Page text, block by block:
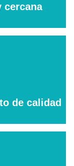
cercana
de calidad